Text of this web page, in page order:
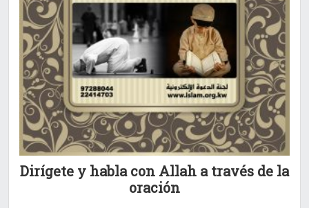
Dirígete y habla con Allah a través de la
oración